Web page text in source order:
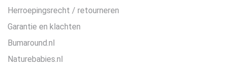
Herroepingsrecht / retourneren
Garantie en klachten
Bumaround.nl
Naturebabies.nl